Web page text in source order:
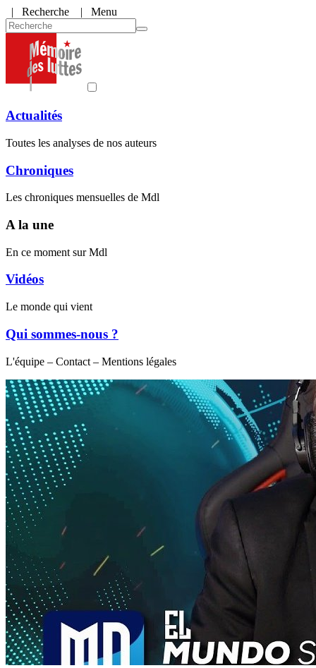
| Recherche | Menu
Actualités
Toutes les analyses de nos auteurs
Chroniques
Les chroniques mensuelles de Mdl
A la une
En ce moment sur Mdl
Vidéos
Le monde qui vient
Qui sommes-nous ?
L'équipe – Contact – Mentions légales